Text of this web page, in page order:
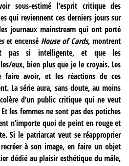
sous-estimé l’esprit critique des
qui reviennent ces derniers jours sur
journaux mainstream qui ont porté
et encensé House of Cards, montrent
pas si intelligente, et que les
eux, bien plus que je le croyais. Les
faire avoir, et les réactions de ces
La série aura, sans doute, au moins
d’un public critique qui ne veut
les femmes ne sont pas des potiches
n’importe quoi de peint en rouge et
Si le patriarcat veut se réapproprier
à son image, en faire un objet
dédié au plaisir esthétique du mâle,